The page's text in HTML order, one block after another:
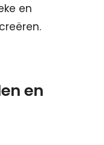
en
en